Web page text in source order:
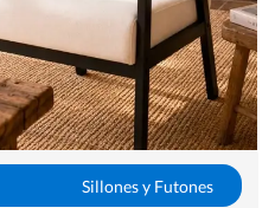
Sillones y Futones